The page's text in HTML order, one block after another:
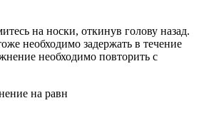
на носки, откинув голову назад.
необходимо задержать в течение
необходимо повторить с